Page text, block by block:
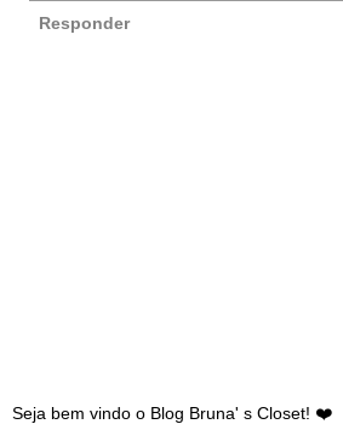
Responder
Seja bem vindo o Blog Bruna' s Closet! ❤️